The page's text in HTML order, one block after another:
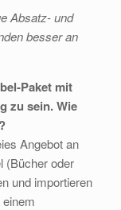
Absatz- und
besser an
Paket mit
zu sein. Wie
Angebot an
(Bücher oder
und importieren